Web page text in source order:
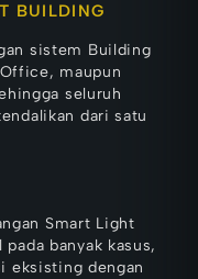
BUILDING
sistem Building
maupun
seluruh
dari satu
Smart Light
banyak kasus,
eksisting dengan